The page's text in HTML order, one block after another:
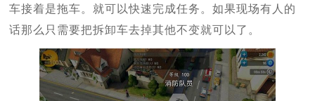
车接着是拖车。就可以快速完成任务。如果现场有人的
话那么只需要把拆卸车去掉其他不变就可以了。